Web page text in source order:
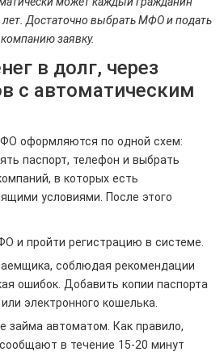
лет. Достаточно выбрать МФО и подать
заявку.
в долг, через
с автоматическим
оформляются по одной схем:
паспорт, телефон и выбрать
в которых есть
условиями. После этого
и пройти регистрацию в системе.
соблюдая рекомендации
ошибок. Добавить копии паспорта
электронного кошелька.
займа автоматом. Как правило,
в течение 15-20 минут